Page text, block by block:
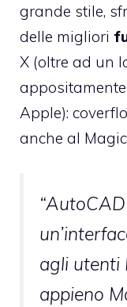
grande stile,
delle migliori
X (oltre ad un
Apple):
anche al
agli utenti
appieno